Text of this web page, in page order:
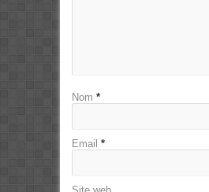
Nom *
Email *